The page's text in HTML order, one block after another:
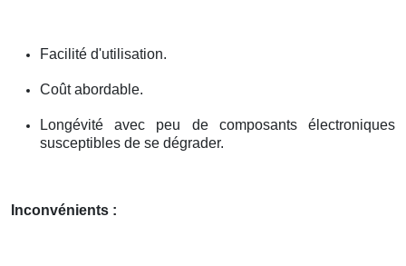
Facilité d'utilisation.
Coût abordable.
Longévité avec peu de composants électroniques
susceptibles de se dégrader.
Inconvénients :